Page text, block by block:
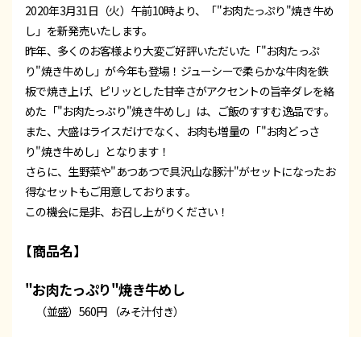
2020年3月31日（火）午前10時より、「"お肉たっぷり"焼き牛め
し」を新発売いたします。
昨年、多くのお客様より大変ご好評いただいた「"お肉たっぷ
り"焼き牛めし」が今年も登場！ジューシーで柔らかな牛肉を鉄
板で焼き上げ、ピリッとした甘辛さがアクセントの旨辛ダレを絡
めた「"お肉たっぷり"焼き牛めし」は、ご飯のすすむ逸品です。
また、大盛はライスだけでなく、お肉も増量の「"お肉どっさ
り"焼き牛めし」となります！
さらに、生野菜や"あつあつで具沢山な豚汁"がセットになったお
得なセットもご用意しております。
この機会に是非、お召し上がりください！
【商品名】
"お肉たっぷり"焼き牛めし
（並盛）560円 （みそ汁付き）